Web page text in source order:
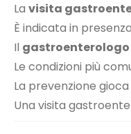
La visita
È indicata in
Il gastroenterologo
Le condizioni più
La prevenzione
Una visita